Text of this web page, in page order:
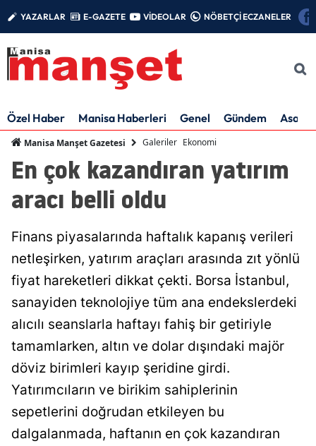
YAZARLAR E-GAZETE VİDEOLAR NÖBETÇİ ECZANELER
Özel Haber Manisa Haberleri Genel Gündem Asayiş
Manisa Manşet Gazetesi Galeriler Ekonomi
En çok kazandıran yatırım
aracı belli oldu
Finans piyasalarında haftalık kapanış verileri
netleşirken, yatırım araçları arasında zıt yönlü
fiyat hareketleri dikkat çekti. Borsa İstanbul,
sanayiden teknolojiye tüm ana endekslerdeki
alıcılı seanslarla haftayı fahiş bir getiriyle
tamamlarken, altın ve dolar dışındaki majör
döviz birimleri kayıp şeridine girdi.
Yatırımcıların ve birikim sahiplerinin
sepetlerini doğrudan etkileyen bu
dalgalanmada, haftanın en çok kazandıran